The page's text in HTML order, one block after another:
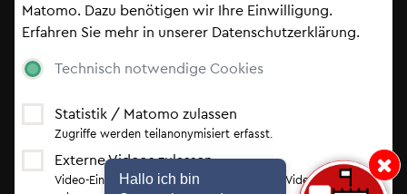
Matomo. Dazu benötigen wir Ihre Einwilligung.
Erfahren Sie mehr in unserer Datenschutzerklärung.
Technisch notwendige Cookies
Statistik / Matomo zulassen
Zugriffe werden teilanonymisiert erfasst.
Externe Videos zulassen
Video-Einbindung von YouTube, Vimeo und Video.Taxi
Fußzeile
Serviceportal
Impressum
Datenschutzerklärung
Cookie-Einstellungen
Erklärung zur Barrierefreiheit
Newsletter
Hinweis: Hallo
Hallo ich bin